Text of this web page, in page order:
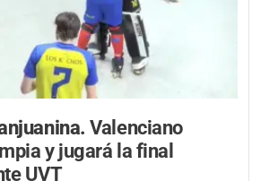
Valenciano
y jugará la final
UVT